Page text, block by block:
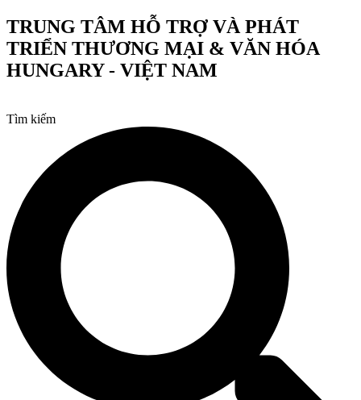
Chuyển
đến
nội
dung
TRUNG TÂM HỖ TRỢ VÀ PHÁT
TRIỂN THƯƠNG MẠI & VĂN HÓA
HUNGARY - VIỆT NAM
Tìm kiếm